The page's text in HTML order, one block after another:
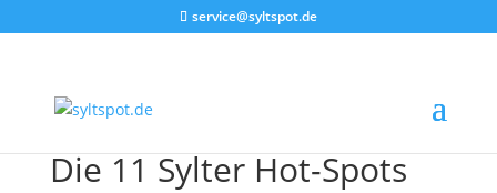
service@syltspot.de
Die 11 Sylter Hot-Spots